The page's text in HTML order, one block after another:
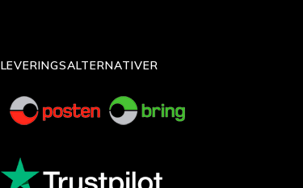
LEVERINGSALTERNATIVER